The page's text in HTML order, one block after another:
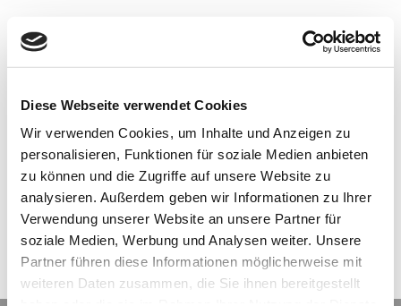
Diese Webseite verwendet Cookies
Wir verwenden Cookies, um Inhalte und Anzeigen zu
personalisieren, Funktionen für soziale Medien anbieten
zu können und die Zugriffe auf unsere Website zu
analysieren. Außerdem geben wir Informationen zu Ihrer
Verwendung unserer Website an unsere Partner für
soziale Medien, Werbung und Analysen weiter. Unsere
Partner führen diese Informationen möglicherweise mit
weiteren Daten zusammen, die Sie ihnen bereitgestellt
VonSkyla Synclaire 26. Januar 2019
Willkommen bei WordPress. Dies ist dein erster
Beitrag. Bearbeite oder lösche ihn und beginne
mit dem Schreiben!